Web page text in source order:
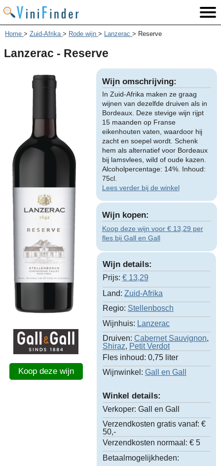
Home > Zuid-Afrika > Rode wijn > Lanzerac > Reserve
Lanzerac - Reserve
Koop deze wijn
Wijn omschrijving:
In Zuid-Afrika maken ze graag
wijnen van dezelfde druiven als in
Bordeaux. Deze stevige wijn rijpt
15 maanden op Franse
eikenhouten vaten, waardoor hij
zacht en soepel wordt. Schenk
hem als alternatief voor Bordeaux
bij lamsvlees, wild of oude kazen.
Alcoholpercentage: 14%. Inhoud:
75cl.
Lees verder bij de winkel
Wijn kopen:
Koop deze wijn voor € 13,29 per
fles bij Gall en Gall
Wijn details:
Prijs: € 13,29
Land: Zuid-Afrika
Regio: Stellenbosch
Wijnhuis: Lanzerac
Druiven: Cabernet Sauvignon,
Shiraz, Petit Verdot
Fles inhoud: 0,75 liter
Wijnwinkel: Gall en Gall
Winkel details:
Verkoper: Gall en Gall
Verzendkosten gratis vanaf: €
50,-
Verzendkosten normaal: € 5
Betaalmogelijkheden: